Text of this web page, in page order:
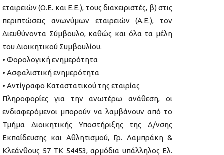
εταιρειών (Ο.Ε. και Ε.Ε.), τους διαχειριστές, β) στις
περιπτώσεις ανωνύμων εταιρειών (Α.Ε.), τον
Διευθύνοντα Σύμβουλο, καθώς και όλα τα μέλη
του Διοικητικού Συμβουλίου.
• Φορολογική ενημερότητα
• Ασφαλιστική ενημερότητα
• Αντίγραφο Καταστατικού της εταιρίας
Πληροφορίες για την ανωτέρω ανάθεση, οι
ενδιαφερόμενοι μπορούν να λαμβάνουν από το
Τμήμα Διοικητικής Υποστήριξης της Δ/νσης
Εκπαίδευσης και Αθλητισμού, Γρ. Λαμπράκη &
Κλεάνθους 57 ΤΚ 54453, αρμόδια υπάλληλος Ελ.